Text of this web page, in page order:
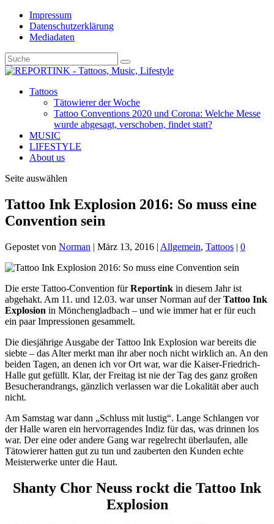
Impressum
Datenschutzerklärung
Mediadaten
Tattoos
Tätowierer der Woche
Tattoo Conventions 2020 und Corona: Welche Messe
wurde abgesagt, verschoben, findet statt?
MUSIC
LIFESTYLE
About us
Seite auswählen
Tattoo Ink Explosion 2016: So muss eine
Convention sein
Gepostet von Norman | März 13, 2016 | Allgemein, Tattoos | 0
Die erste Tattoo-Convention fürReportink in diesem Jahr ist
abgehakt. Am 11. und 12.03. war unser Norman auf derTattoo Ink
Explosion in Mönchengladbach – und wie immer hat er für euch
ein paar Impressionen gesammelt.
Die diesjährige Ausgabe der Tattoo Ink Explosion war bereits die
siebte – das Alter merkt man ihr aber noch nicht wirklich an. An den
beiden Tagen, an denen ich vor Ort war, war die Kaiser-Friedrich-
Halle gut gefüllt. Klar, der Freitag ist nie der Tag des ganz großen
Besucherandrangs, gänzlich verlassen war die Lokalität aber auch
nicht.
Am Samstag war dann „Schluss mit lustig“. Lange Schlangen vor
der Halle waren ein hervorragendes Indiz für das, was drinnen los
war. Der eine oder andere Gang war regelrecht überlaufen, alle
Tätowierer hatten gut zu tun und zauberten den Kunden echte
Meisterwerke unter die Haut.
Shanty Chor Neuss rockt die Tattoo Ink
Explosion